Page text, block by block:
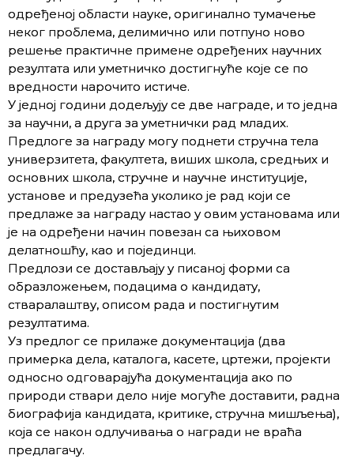
одређеној области науке, оригинално тумачење
неког проблема, делимично или потпуно ново
решење практичне примене одређених научних
резултата или уметничко достигнуће које се по
вредности нарочито истиче.
У једној години додељују се две награде, и то једна
за научни, а друга за уметнички рад младих.
Предлоге за награду могу поднети стручна тела
универзитета, факултета, виших школа, средњих и
основних школа, стручне и научне институције,
установе и предузећа уколико је рад који се
предлаже за награду настао у овим установама или
је на одређени начин повезан са њиховом
делатношћу, као и појединци.
Предлози се достављају у писаној форми са
образложењем, подацима о кандидату,
стваралаштву, описом рада и постигнутим
резултатима.
Уз предлог се прилаже документација (два
примерка дела, каталога, касете, цртежи, пројекти
односно одговарајућа документација ако по
природи ствари дело није могуће доставити, радна
биографија кандидата, критике, стручна мишљења),
која се након одлучивања о награди не враћа
предлагачу.